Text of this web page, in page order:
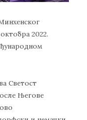
2022.
Светост
Његове